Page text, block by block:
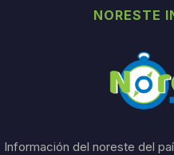
NORESTE
Información del noreste del